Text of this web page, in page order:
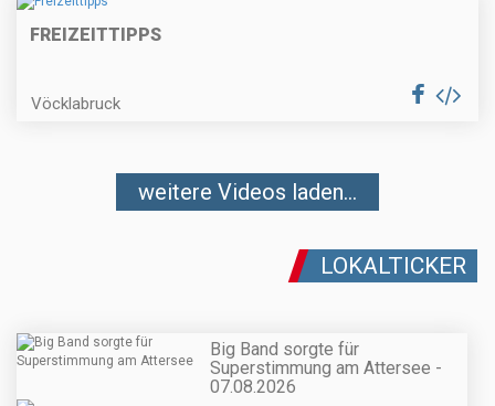
FREIZEITTIPPS
Vöcklabruck
weitere Videos laden...
LOKALTICKER
Big Band sorgte für
Superstimmung am Attersee -
07.08.2026